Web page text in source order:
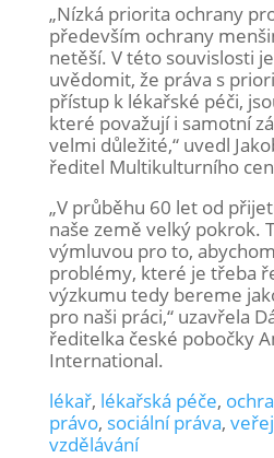
„Nízká priorita ochrany
především ochrany
netěší. V této souvislosti
uvědomit, že práva s
přístup k lékařské péči,
které považují i samotní
velmi důležité,“ uvedl
ředitel Multikulturního
„V průběhu 60 let od
naše země velký pokrok.
výmluvou pro to,
problémy, které je třeba
výzkumu tedy bereme
pro naši práci,“ uzavřela
ředitelka české pobočky
International.
lékař, lékařská péče,
právo, sociální práva,
vzdělávání